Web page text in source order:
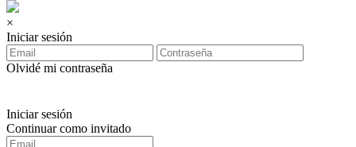
×
Iniciar sesión
Olvidé mi contraseña
Iniciar sesión
Continuar como invitado